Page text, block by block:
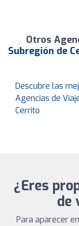
Otros
Subregión de
Descubre las
Agencias de
Cerrito
¿Eres
de
Para aparecer